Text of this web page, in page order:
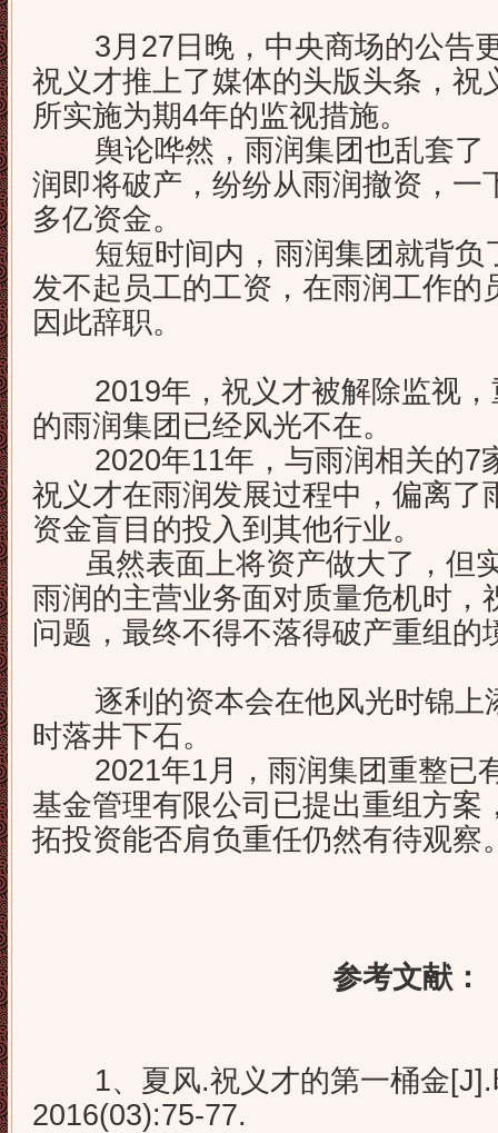
3月27日晚，中央商场的公告
祝义才推上了媒体的头版头条，祝
所实施为期4年的监视措施。
舆论哗然，雨润集团也乱套了
润即将破产，纷纷从雨润撤资，一
多亿资金。
短短时间内，雨润集团就背负
发不起员工的工资，在雨润工作的
因此辞职。
2019年，祝义才被解除监视，
的雨润集团已经风光不在。
2020年11年，与雨润相关的7
祝义才在雨润发展过程中，偏离了
资金盲目的投入到其他行业。
虽然表面上将资产做大了，但
雨润的主营业务面对质量危机时，
问题，最终不得不落得破产重组的
逐利的资本会在他风光时锦上
时落井下石。
2021年1月，雨润集团重整已
基金管理有限公司已提出重组方案
拓投资能否肩负重任仍然有待观察
参考文献：
1、夏风.祝义才的第一桶金[J].
2016(03):75-77.